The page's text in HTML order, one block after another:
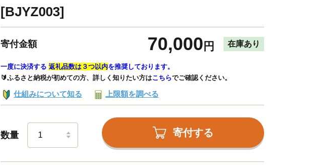
[BJYZ003]
寄付金額 70,000 円 在庫あり
一度に決済する 返礼品数は３つ以内を推奨しております。
🔰ふるさと納税が初めての方、詳しく知りたい方はこちらでご確認ください。
仕組みについて知る 上限額を調べる
数量 寄付する